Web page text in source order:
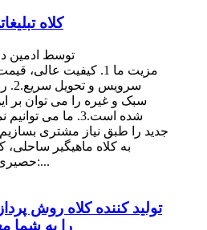
کلاه
توسط ادمین در
مزیت ما 1. کیفیت عالی،
سبک و غیره را می توان بر
شده است.3. ما می
جدید را طبق نیاز مشتری
به کلاه ماهیگیر ساحلی،
حصیری تابستانی فلاپی:...
تولید کننده کلاه روش
را به شما